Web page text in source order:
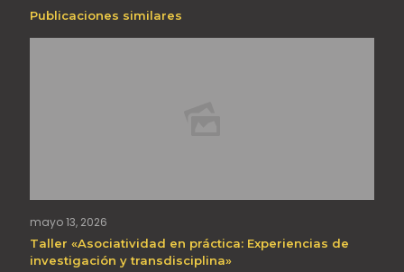
Publicaciones similares
mayo 13, 2026
Taller «Asociatividad en práctica: Experiencias de
investigación y transdisciplina»